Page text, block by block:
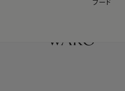
【会員様限定】夏のプレゼン
フード